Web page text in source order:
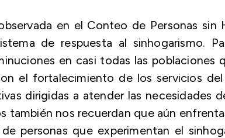
en el Conteo de Personas
de respuesta al sinhogarismo.
en casi todas las poblaciones
el fortalecimiento de los servicios
dirigidas a atender las necesidades
también nos recuerdan que aún
personas que experimentan el